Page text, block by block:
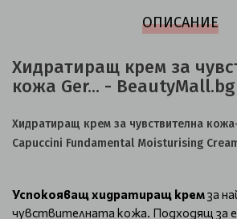
ОПИСАНИЕ
Хидратиращ крем за
кожа Ger... - BeautyMall.bg
Хидратиращ крем за чувствителна
Capuccini Fundamental Moisturising
Успокояващ хидратиращ кремза
чувствителната кожа. Подходящ за